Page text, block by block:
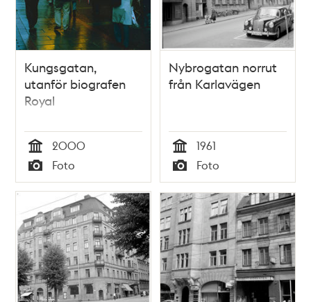
Kungsgatan,
utanför biografen
Royal
Tid
2000
Typ
Foto
Nybrogatan norrut
från Karlavägen
Tid
1961
Typ
Foto